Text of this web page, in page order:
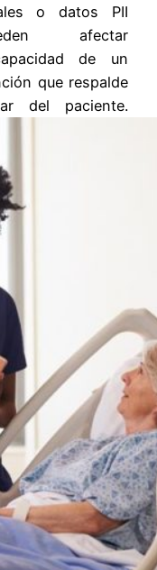
o datos PII
afectar
de un
que respalde
del paciente.